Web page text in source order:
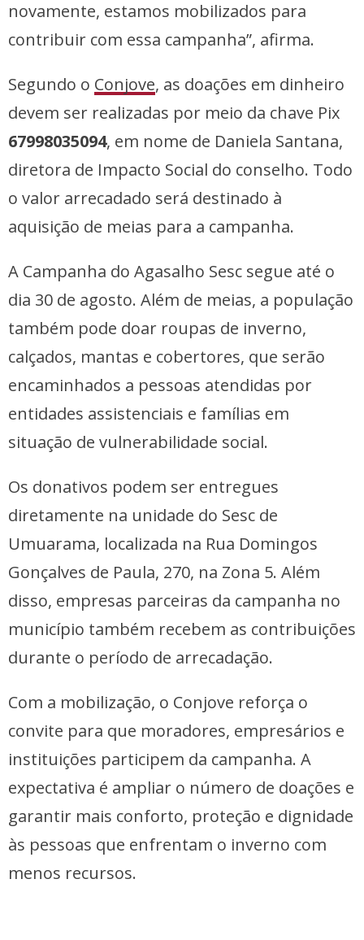
novamente, estamos mobilizados para
contribuir com essa campanha”, afirma.
Segundo o Conjove, as doações em dinheiro
devem ser realizadas por meio da chave Pix
67998035094, em nome de Daniela Santana,
diretora de Impacto Social do conselho. Todo
o valor arrecadado será destinado à
aquisição de meias para a campanha.
A Campanha do Agasalho Sesc segue até o
dia 30 de agosto. Além de meias, a população
também pode doar roupas de inverno,
calçados, mantas e cobertores, que serão
encaminhados a pessoas atendidas por
entidades assistenciais e famílias em
situação de vulnerabilidade social.
Os donativos podem ser entregues
diretamente na unidade do Sesc de
Umuarama, localizada na Rua Domingos
Gonçalves de Paula, 270, na Zona 5. Além
disso, empresas parceiras da campanha no
município também recebem as contribuições
durante o período de arrecadação.
Com a mobilização, o Conjove reforça o
convite para que moradores, empresários e
instituições participem da campanha. A
expectativa é ampliar o número de doações e
garantir mais conforto, proteção e dignidade
às pessoas que enfrentam o inverno com
menos recursos.